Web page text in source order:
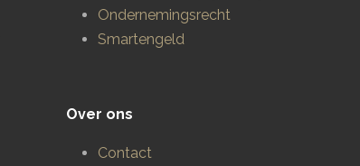
Ondernemingsrecht
Smartengeld
Over ons
Contact